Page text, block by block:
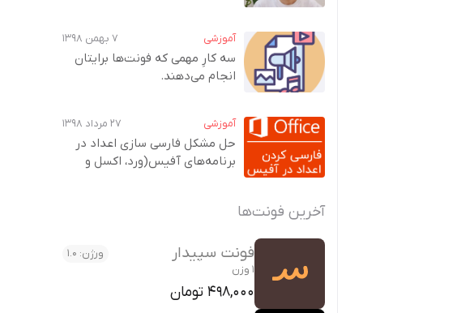
آموزشی ۷ بهمن ۱۳۹۸
سه کارِ مهمی که فونت‌ها برایتان
انجام می‌دهند.
آموزشی ۲۷ مرداد ۱۳۹۸
حل مشکل فارسی سازی اعداد در
برنامه‌های آفیس(ورد، اکسل و
آخرین فونت‌ها
فونت سپیدار
ورژن: 1.0
1 وزن
498,000 تومان